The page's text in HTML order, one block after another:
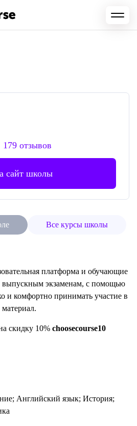
179 отзывов
сайт школы
Все курсы школы
платформа и обучающие
выпускным экзаменам, с помощью
и комфортно принимать участие в
скидку 10% choosecourse10
Английский язык; История;